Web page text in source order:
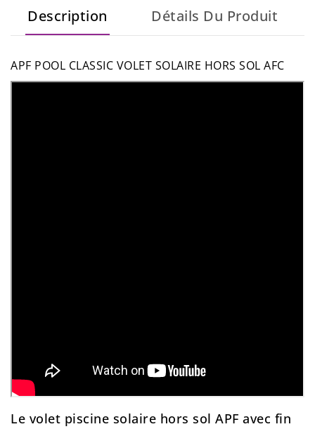
Description Détails Du Produit
APF POOL CLASSIC VOLET SOLAIRE HORS SOL AFC
Le volet piscine solaire hors sol APF avec fin